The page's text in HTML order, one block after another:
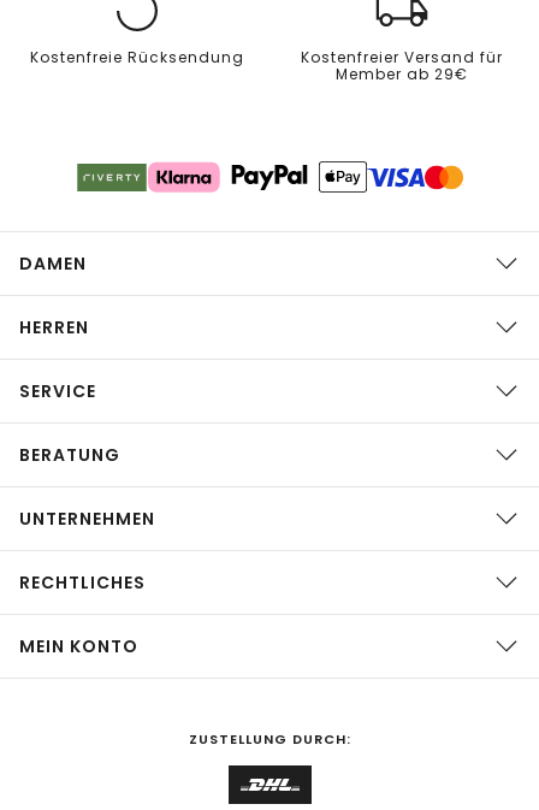
Kostenfreie Rücksendung
Kostenfreier Versand für
Member ab 29€
DAMEN
HERREN
SERVICE
BERATUNG
UNTERNEHMEN
RECHTLICHES
MEIN KONTO
ZUSTELLUNG DURCH: